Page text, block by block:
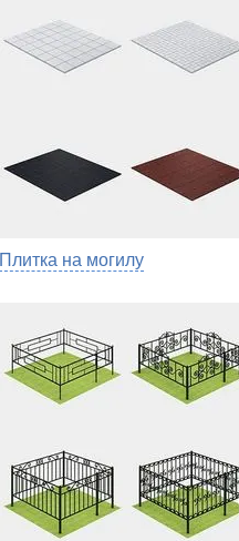
Плитка на могилу